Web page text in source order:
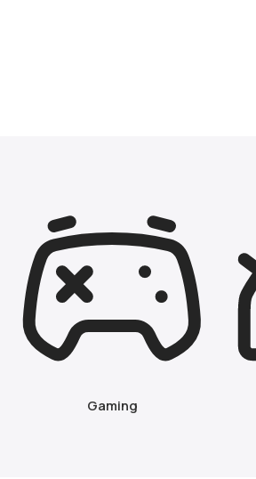
Gaming